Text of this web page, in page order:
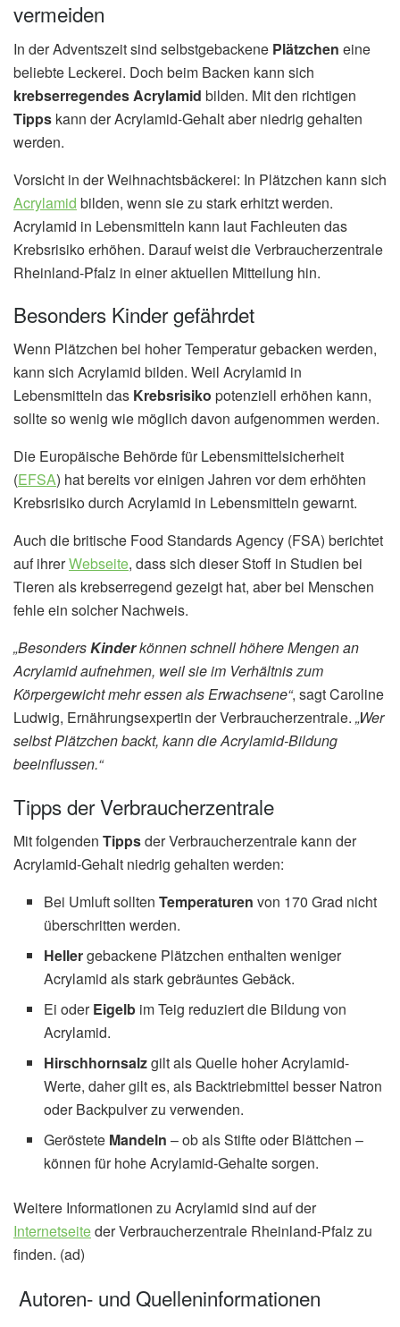
vermeiden
In der Adventszeit sind selbstgebackene Plätzchen eine
beliebte Leckerei. Doch beim Backen kann sich
krebserregendes Acrylamid bilden. Mit den richtigen
Tipps kann der Acrylamid-Gehalt aber niedrig gehalten
werden.
Vorsicht in der Weihnachtsbäckerei: In Plätzchen kann sich
Acrylamid bilden, wenn sie zu stark erhitzt werden.
Acrylamid in Lebensmitteln kann laut Fachleuten das
Krebsrisiko erhöhen. Darauf weist die Verbraucherzentrale
Rheinland-Pfalz in einer aktuellen Mitteilung hin.
Besonders Kinder gefährdet
Wenn Plätzchen bei hoher Temperatur gebacken werden,
kann sich Acrylamid bilden. Weil Acrylamid in
Lebensmitteln das Krebsrisiko potenziell erhöhen kann,
sollte so wenig wie möglich davon aufgenommen werden.
Die Europäische Behörde für Lebensmittelsicherheit
(EFSA) hat bereits vor einigen Jahren vor dem erhöhten
Krebsrisiko durch Acrylamid in Lebensmitteln gewarnt.
Auch die britische Food Standards Agency (FSA) berichtet
auf ihrerWebseite, dass sich dieser Stoff in Studien bei
Tieren als krebserregend gezeigt hat, aber bei Menschen
fehle ein solcher Nachweis.
„BesondersKinderkönnen schnell höhere Mengen an
Acrylamid aufnehmen, weil sie im Verhältnis zum
Körpergewicht mehr essen als Erwachsene“, sagt Caroline
Ludwig, Ernährungsexpertin der Verbraucherzentrale. „Wer
selbst Plätzchen backt, kann die Acrylamid-Bildung
beeinflussen.“
Tipps der Verbraucherzentrale
Mit folgenden Tippsder Verbraucherzentrale kann der
Acrylamid-Gehalt niedrig gehalten werden:
Bei Umluft solltenTemperaturen von 170 Grad nicht
überschritten werden.
Hellergebackene Plätzchen enthalten weniger
Acrylamid als stark gebräuntes Gebäck.
Ei oderEigelb im Teig reduziert die Bildung von
Acrylamid.
Hirschhornsalzgilt als Quelle hoher Acrylamid-
Werte, daher gilt es, als Backtriebmittel besser Natron
oder Backpulver zu verwenden.
Geröstete Mandeln – ob als Stifte oder Blättchen –
können für hohe Acrylamid-Gehalte sorgen.
Weitere Informationen zu Acrylamid sind auf der
Internetseiteder Verbraucherzentrale Rheinland-Pfalz zu
finden. (ad)
Autoren- und Quelleninformationen